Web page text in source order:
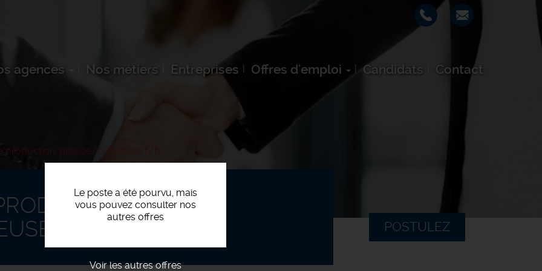
agences Nos métiers Entreprises Offres d'emploi Candidats Contact
production, plieuse/butyleuse f/h
Le poste a été pourvu, mais
vous pouvez consulter nos
autres offres
Voir les autres offres
POSTULEZ
F/H